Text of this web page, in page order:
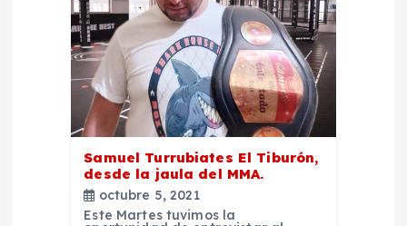
Samuel Turrubiates El Tiburón,
desde la jaula del MMA.
octubre 5, 2021
Este Martes tuvimos la